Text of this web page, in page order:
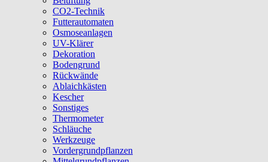
CO2-Technik
Futterautomaten
Osmoseanlagen
UV-Klärer
Dekoration
Bodengrund
Rückwände
Ablaichkästen
Kescher
Sonstiges
Thermometer
Schläuche
Werkzeuge
Vordergrundpflanzen